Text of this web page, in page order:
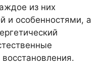
из них
и особенностями, а